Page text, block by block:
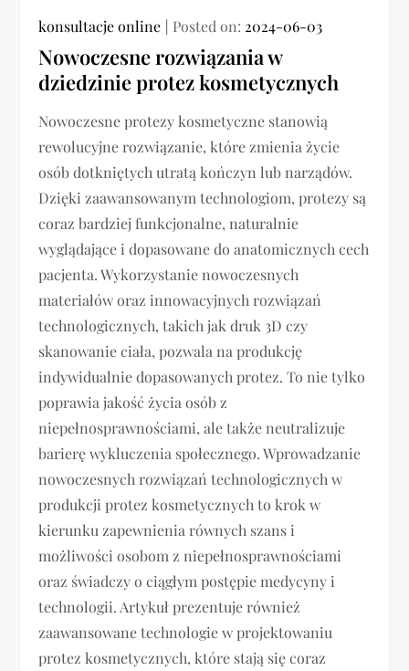
konsultacje online Posted on: 2024-06-03
Nowoczesne rozwiązania w
dziedzinie protez kosmetycznych
Nowoczesne protezy kosmetyczne stanowią
rewolucyjne rozwiązanie, które zmienia życie
osób dotkniętych utratą kończyn lub narządów.
Dzięki zaawansowanym technologiom, protezy są
coraz bardziej funkcjonalne, naturalnie
wyglądające i dopasowane do anatomicznych cech
pacjenta. Wykorzystanie nowoczesnych
materiałów oraz innowacyjnych rozwiązań
technologicznych, takich jak druk 3D czy
skanowanie ciała, pozwala na produkcję
indywidualnie dopasowanych protez. To nie tylko
poprawia jakość życia osób z
niepełnosprawnościami, ale także neutralizuje
barierę wykluczenia społecznego. Wprowadzanie
nowoczesnych rozwiązań technologicznych w
produkcji protez kosmetycznych to krok w
kierunku zapewnienia równych szans i
możliwości osobom z niepełnosprawnościami
oraz świadczy o ciągłym postępie medycyny i
technologii. Artykuł prezentuje również
zaawansowane technologie w projektowaniu
protez kosmetycznych, które stają się coraz